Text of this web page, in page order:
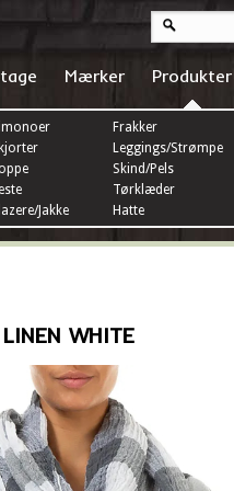
Mærker Produkter
Jakke
Frakker
Leggings/Strømper
Skind/Pels
Tørklæder
Hatte
WHITE